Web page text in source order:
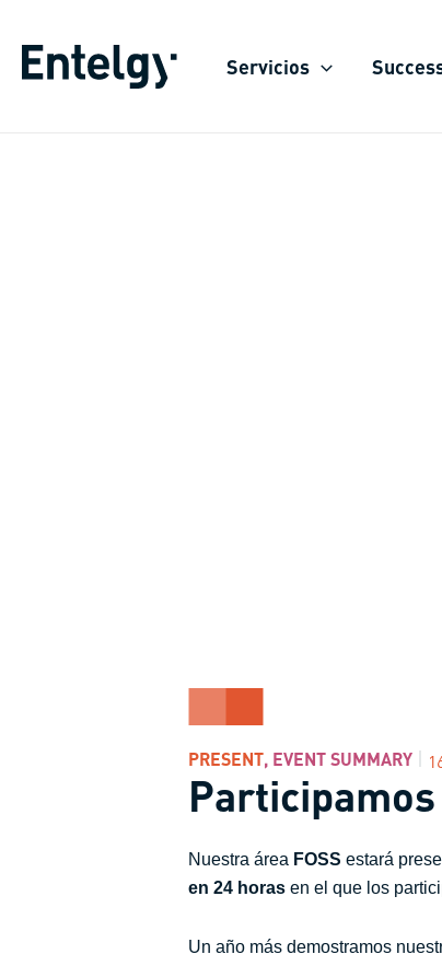
content
Servicios
PRESENT, EVENT SUMMARY
Nuestra área FOSS estará
en 24 horas en el que los
Un año más demostramos